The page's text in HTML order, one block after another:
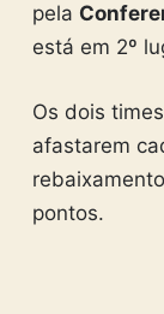
pela
está em 2º
Os dois
afastarem
pontos.